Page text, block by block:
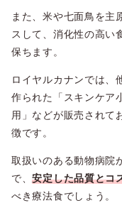
また、米や七面鳥を主
スして、消化性の高い
保ちます。
ロイヤルカナンでは、
作られた「スキンケア
用」などが販売されて
徴です。
取扱いのある動物病院
で、安定した品質とコ
べき療法食でしょう。